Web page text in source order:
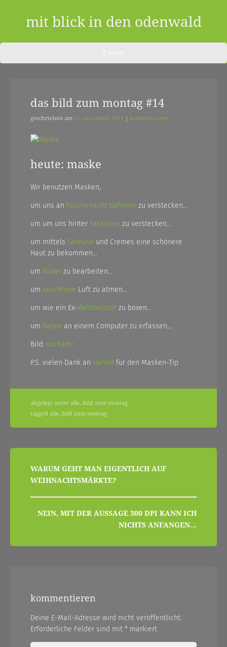
mit blick in den odenwald
blog
dem
odenwald
zwischendurch
nebenher…
das bild zum montag #14
geschrieben am 11. dezember 2011 | kommentieren
heute: maske
Wir benutzen Masken,
um uns an Faschenacht dahinter zu verstecken…
um um uns hinter Fassaden zu verstecken…
um mittels Gemüse und Cremes eine schönere
Haut zu bekommen…
um Bilder zu bearbeiten…
um rauchfreie Luft zu atmen…
um wie ein Ex-Weltmeister zu boxen…
um Daten an einem Computer zu erfassen…
Bild: suckamc
P.S. vielen Dank an Harald für den Masken-Tip
abgelegt unter alle, bild zum montag
tagged alle, bild zum montag
beitragsnavigation
WARUM GEHT MAN EIGENTLICH AUF
WEIHNACHTSMÄRKTE?
NEIN, MIT DER AUSSAGE 300 DPI KANN ICH
NICHTS ANFANGEN…
kommentieren
Deine E-Mail-Adresse wird nicht veröffentlicht.
Erforderliche Felder sind mit * markiert